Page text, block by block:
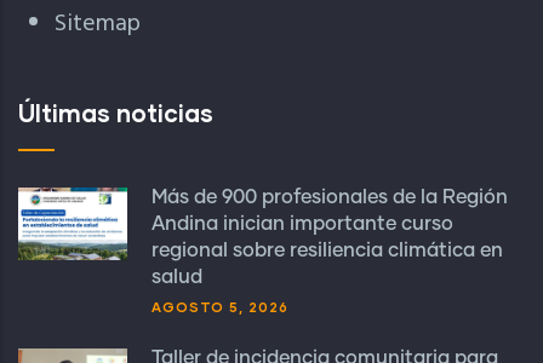
Sitemap
Últimas noticias
Más de 900 profesionales de la Región
Andina inician importante curso
regional sobre resiliencia climática en
salud
AGOSTO 5, 2026
Taller de incidencia comunitaria para